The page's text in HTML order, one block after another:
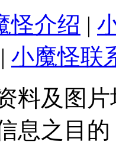
怪介绍 |
| 小魔怪联
料及图
息之目